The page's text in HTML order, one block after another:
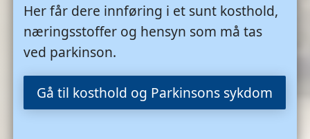
Her får dere innføring i et sunt kosthold,
næringsstoffer og hensyn som må tas
ved parkinson.
Gå til kosthold og Parkinsons sykdom